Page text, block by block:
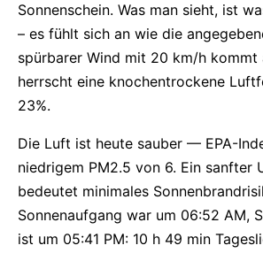
Sonnenschein. Was man sieht, ist
– es fühlt sich an wie die
spürbarer Wind mit 20 km/h kommt
herrscht eine knochentrockene
23%.
Die Luft ist heute sauber — EPA-
niedrigem PM2.5 von 6. Ein sanfter
bedeutet minimales
Sonnenaufgang war um 06:52 AM,
ist um 05:41 PM: 10 h 49 min